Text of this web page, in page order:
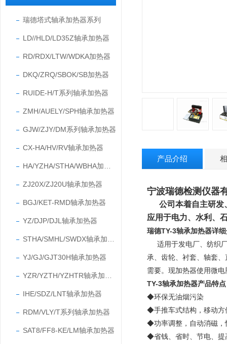
瑞德塔式轴承加热器系列
LD//HLD/LD35Z轴承加热器
RD/RDX/LTW/WDKA加热器
DKQ/ZRQ/SBOK/SB加热器
RUIDE-H/T系列轴承加热器
ZMH/AUELY/SPH轴承加热器
GJW/ZJY/DM系列轴承加热器
CX-HA/HV/RV轴承加热器
ZJ20X/ZJ20U轴承加热器
BGJ/KET-RMD轴承加热器
YZ/DJP/DJL轴承加热器
YJ/GJ/GJT30H轴承加热器
IHE/SDZ/LNT轴承加热器
RDM/VLY/T系列轴承加热器
SAT8/FF8-KE/LM轴承加热器
产品介绍
宁波瑞德检测仪
公司本着自主研发
应用于电力、水利、
瑞德TY-3轴承加热器详
适用于发电厂、纺织
承、齿轮、衬套、轴套
需要。 现加热器使用微
TY-3轴承加热器产品特
◆环保无油烟污染
◆手推车式结构，移动方
◆功率调整，自动消磁，
◆省钱、省时、节电、提